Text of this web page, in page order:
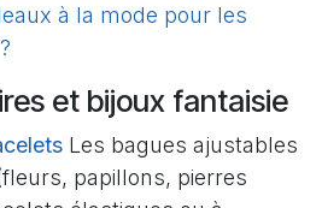
à la mode pour les
et bijoux fantaisie
Les bagues ajustables
papillons, pierres